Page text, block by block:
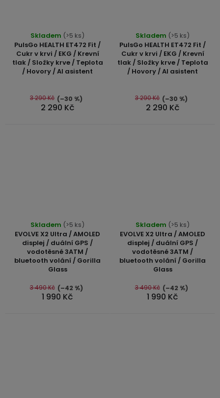
PulsGo HEALTH ET472 Fit /
Cukr v krvi / EKG / Krevní
tlak / Složky krve / Teplota
/ Hovory / AI asistent
hodnocení
produktu
je
5,0
5
hvězdiček.
Skladem (>5 ks)
2 290 Kč
3 290 Kč (–30 %)
PulsGo HEALTH ET472 Fit /
Cukr v krvi / EKG / Krevní
tlak / Složky krve / Teplota
/ Hovory / AI asistent
hodnocení
produktu
je
5,0
5
hvězdiček.
Skladem (>5 ks)
2 290 Kč
3 290 Kč (–30 %)
EVOLVE X2 Ultra / AMOLED
displej / duální GPS /
vodotěsné 3ATM /
bluetooth volání / Gorilla
Glass
hodnocení
produktu
je
5,0
5
hvězdiček.
Skladem (>5 ks)
1 990 Kč
3 490 Kč (–42 %)
EVOLVE X2 Ultra / AMOLED
displej / duální GPS /
vodotěsné 3ATM /
bluetooth volání / Gorilla
Glass
Skladem (>5 ks)
1 990 Kč
3 490 Kč (–42 %)